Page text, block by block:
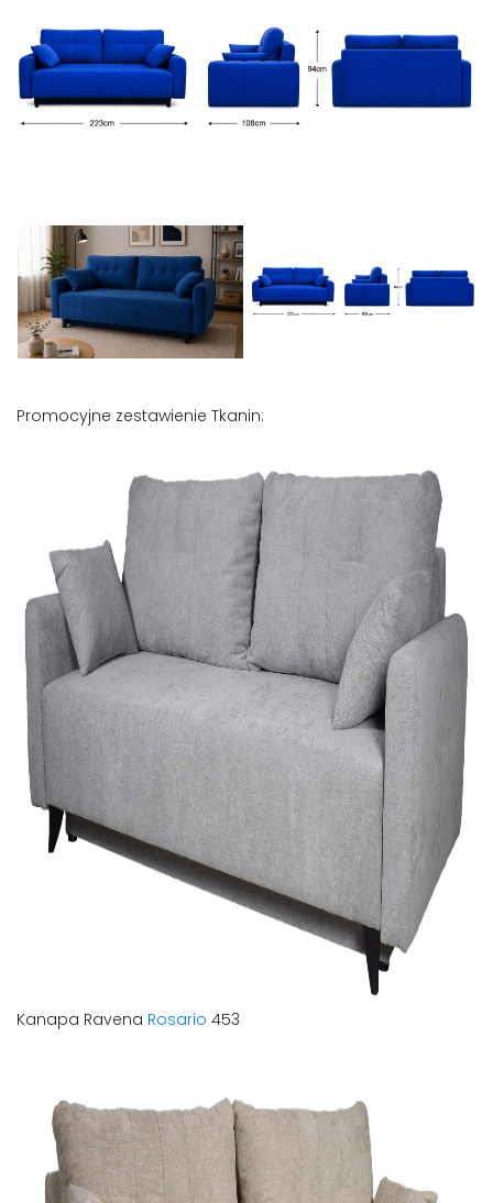
Promocyjne zestawienie Tkanin:
Kanapa Ravena Rosario 453